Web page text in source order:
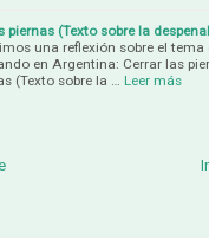
piernas (Texto sobre la
una reflexión sobre el
en Argentina: Cerrar las
(Texto sobre la …
Leer más